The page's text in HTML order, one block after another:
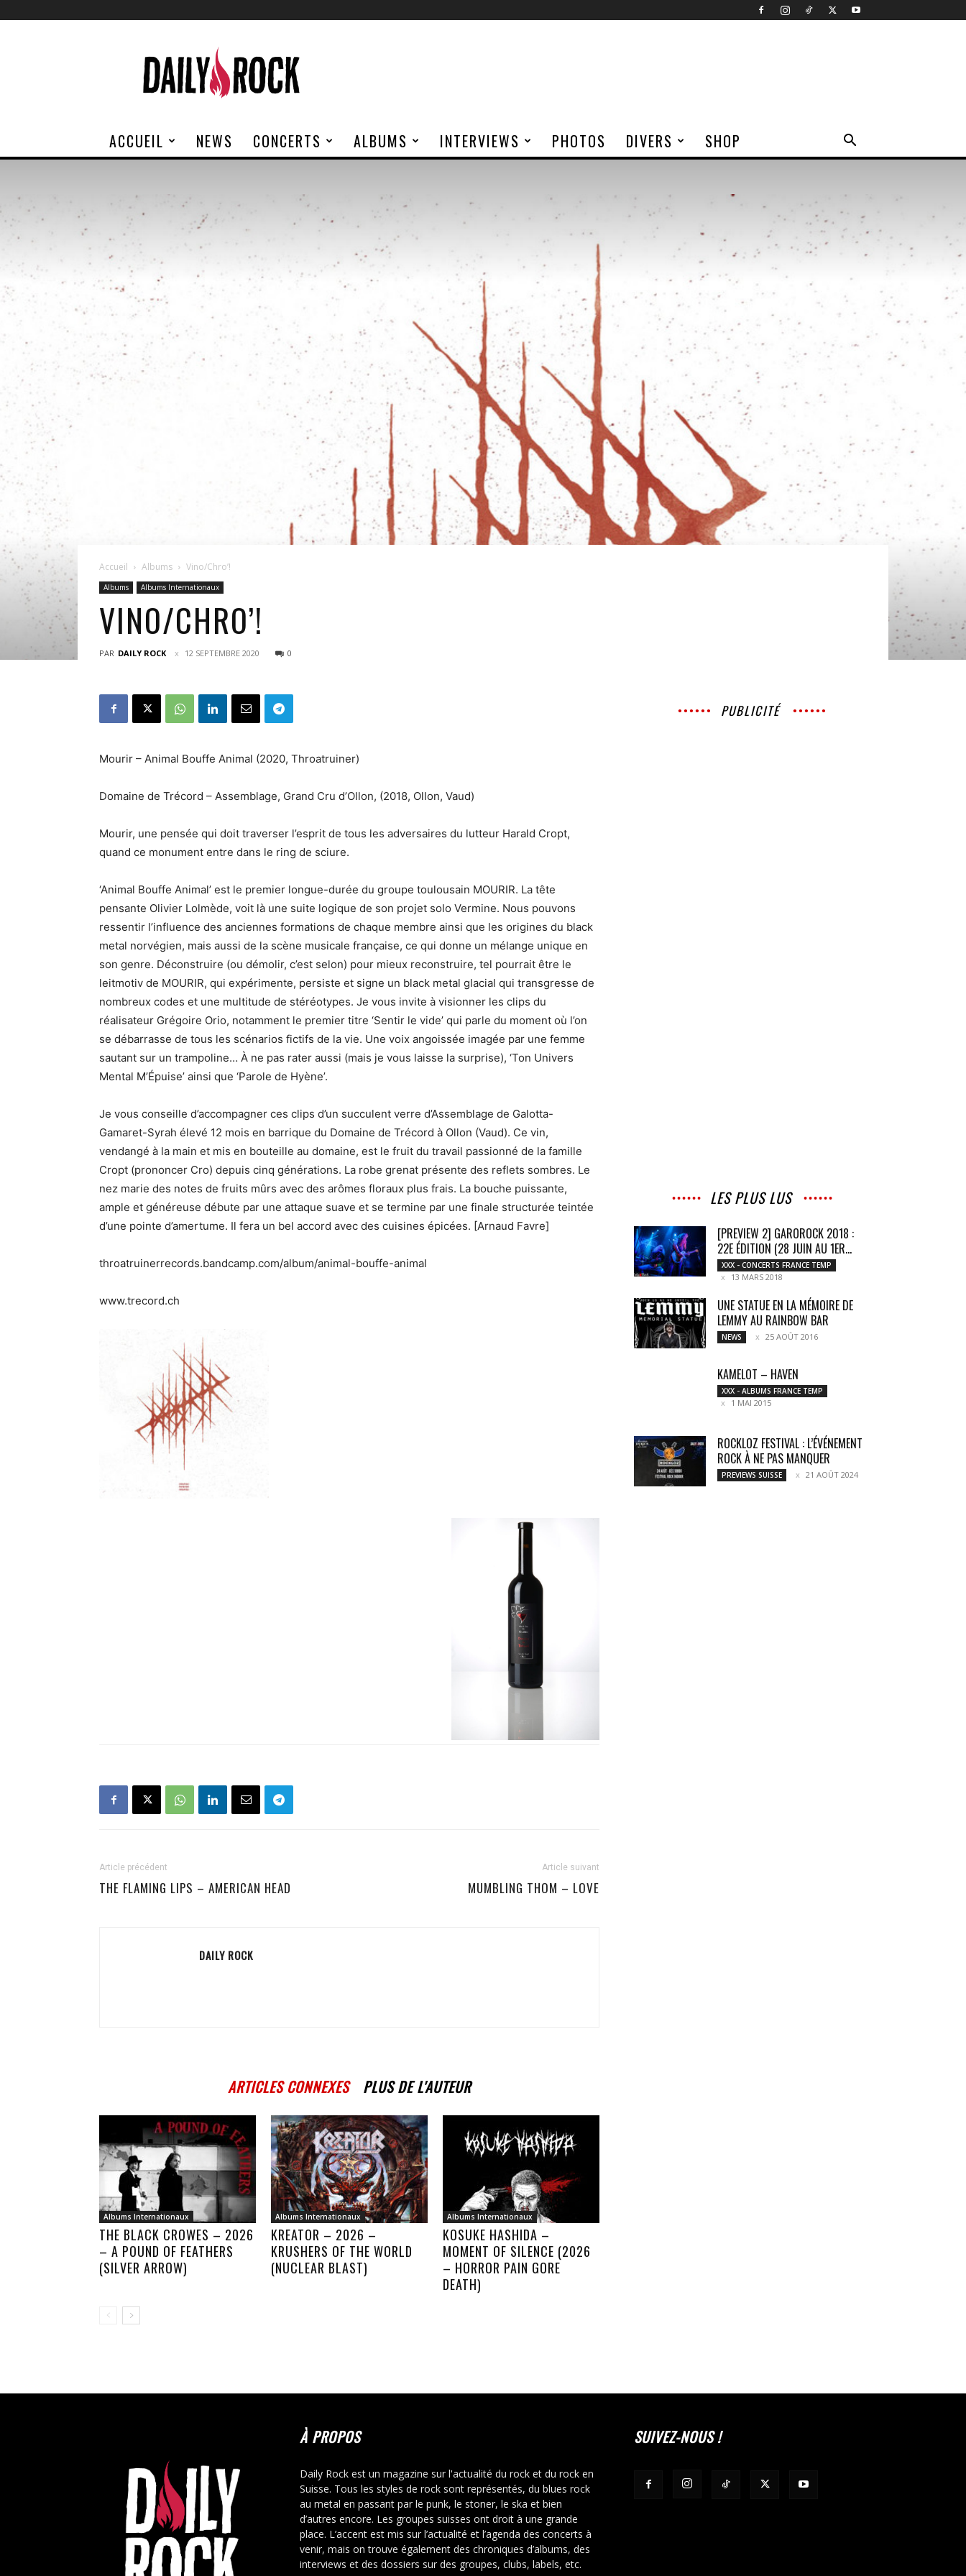
Rock
ACCUEIL NEWS CONCERTS ALBUMS INTERVIEWS PHOTOS DIVERS SHOP
Accueil Albums Vino/Chro’!
Albums Albums Internationaux
VINO/CHRO’!
PAR DAILY ROCK 12 SEPTEMBRE 2020 0
Mourir – Animal Bouffe Animal (2020, Throatruiner)
Domaine de Trécord – Assemblage, Grand Cru d’Ollon, (2018, Ollon, Vaud)
Mourir, une pensée qui doit traverser l’esprit de tous les adversaires du lutteur Harald Cropt,
quand ce monument entre dans le ring de sciure.
‘Animal Bouffe Animal’ est le premier longue-durée du groupe toulousain MOURIR. La tête
pensante Olivier Lolmède, voit là une suite logique de son projet solo Vermine. Nous pouvons
ressentir l’influence des anciennes formations de chaque membre ainsi que les origines du black
metal norvégien, mais aussi de la scène musicale française, ce qui donne un mélange unique en
son genre. Déconstruire (ou démolir, c’est selon) pour mieux reconstruire, tel pourrait être le
leitmotiv de MOURIR, qui expérimente, persiste et signe un black metal glacial qui transgresse de
nombreux codes et une multitude de stéréotypes. Je vous invite à visionner les clips du
réalisateur Grégoire Orio, notamment le premier titre ‘Sentir le vide’ qui parle du moment où l’on
se débarrasse de tous les scénarios fictifs de la vie. Une voix angoissée imagée par une femme
sautant sur un trampoline… À ne pas rater aussi (mais je vous laisse la surprise), ‘Ton Univers
Mental M’Épuise’ ainsi que ‘Parole de Hyène’.
Je vous conseille d’accompagner ces clips d’un succulent verre d’Assemblage de Galotta-
Gamaret-Syrah élevé 12 mois en barrique du Domaine de Trécord à Ollon (Vaud). Ce vin,
vendangé à la main et mis en bouteille au domaine, est le fruit du travail passionné de la famille
Cropt (prononcer Cro) depuis cinq générations. La robe grenat présente des reflets sombres. Le
nez marie des notes de fruits mûrs avec des arômes floraux plus frais. La bouche puissante,
ample et généreuse débute par une attaque suave et se termine par une finale structurée teintée
d’une pointe d’amertume. Il fera un bel accord avec des cuisines épicées. [Arnaud Favre]
throatruinerrecords.bandcamp.com/album/animal-bouffe-animal
www.trecord.ch
Article précédent
THE FLAMING LIPS – AMERICAN HEAD
Article suivant
MUMBLING THOM – LOVE
DAILY ROCK
ARTICLES CONNEXES PLUS DE L'AUTEUR
Albums Internationaux
THE BLACK CROWES – 2026
– A POUND OF FEATHERS
(SILVER ARROW)
Albums Internationaux
KREATOR – 2026 –
KRUSHERS OF THE WORLD
(NUCLEAR BLAST)
Albums Internationaux
KOSUKE HASHIDA –
MOMENT OF SILENCE (2026
– HORROR PAIN GORE
DEATH)
PUBLICITÉ
LES PLUS LUS
[PREVIEW 2] GAROROCK 2018 :
22E ÉDITION (28 JUIN AU 1ER...
XXX - CONCERTS FRANCE TEMP
13 MARS 2018
UNE STATUE EN LA MÉMOIRE DE
LEMMY AU RAINBOW BAR
NEWS 25 AOÛT 2016
KAMELOT – HAVEN
XXX - ALBUMS FRANCE TEMP
1 MAI 2015
ROCKLOZ FESTIVAL : L’ÉVÉNEMENT
ROCK À NE PAS MANQUER
PREVIEWS SUISSE 21 AOÛT 2024
À PROPOS
Daily Rock est un magazine sur l'actualité du rock et du rock en
Suisse. Tous les styles de rock sont représentés, du blues rock
au metal en passant par le punk, le stoner, le ska et bien
d’autres encore. Les groupes suisses ont droit à une grande
place. L’accent est mis sur l’actualité et l’agenda des concerts à
venir, mais on trouve également des chroniques d’albums, des
interviews et des dossiers sur des groupes, clubs, labels, etc.
SUIVEZ-NOUS !